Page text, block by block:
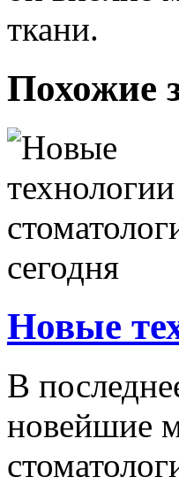
ткани.
Похожие
Новые
В
новейшие